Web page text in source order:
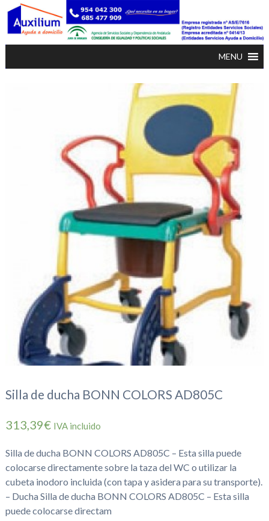
Silla de ducha BONN COLORS AD805C
313,39€ IVA incluido
Silla de ducha BONN COLORS AD805C – Esta silla puede
colocarse directamente sobre la taza del WC o utilizar la
cubeta inodoro incluida (con tapa y asidera para su transporte).
– Ducha Silla de ducha BONN COLORS AD805C – Esta silla
puede colocarse directam